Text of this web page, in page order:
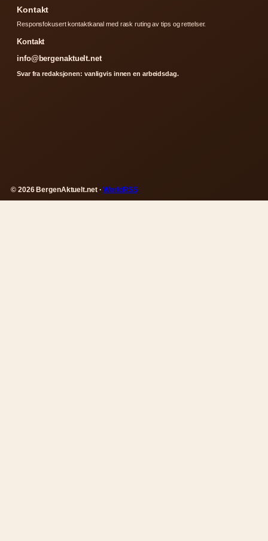
Kontakt
Responsfokusert kontaktkanal med rask ruting av tips og rettelser.
Kontakt
info@bergenaktuelt.net
Svar fra redaksjonen: vanligvis innen en arbeidsdag.
© 2026 BergenAktuelt.net ·WorldRSS